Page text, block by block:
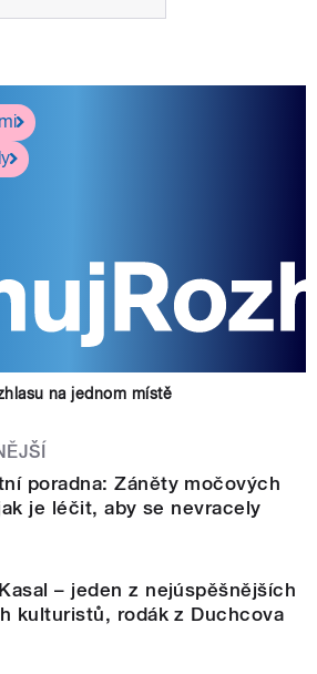
na jednom místě
poradna: Záněty močových
je léčit, aby se nevracely
– jeden z nejúspěšnějších
kulturistů, rodák z Duchcova